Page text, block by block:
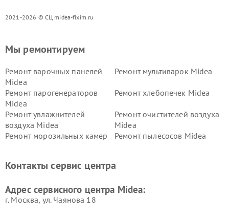
2021-2026 © СЦ midea-fixim.ru
Мы ремонтируем
Ремонт варочных панелей
Midea
Ремонт мультиварок Midea
Ремонт парогенераторов
Midea
Ремонт хлебопечек Midea
Ремонт увлажнителей
воздуха Midea
Ремонт очистителей воздуха
Midea
Ремонт морозильных камер
Ремонт пылесосов Midea
пылесосов Midea
Midea
Контакты сервис центра
Адрес сервисного центра Midea:
г. Москва, ул. Чаянова 18